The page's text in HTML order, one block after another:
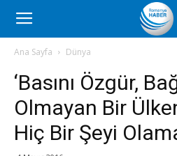
Romanya
Haber
Ana Sayfa Dünya
‘Basını Özgür,
Olmayan Bir
Hiç Bir Şeyi